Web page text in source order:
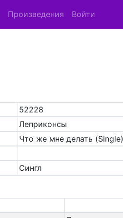
Произведения Войти
52228
Леприконсы
Что же мне делать (Single)
Сингл